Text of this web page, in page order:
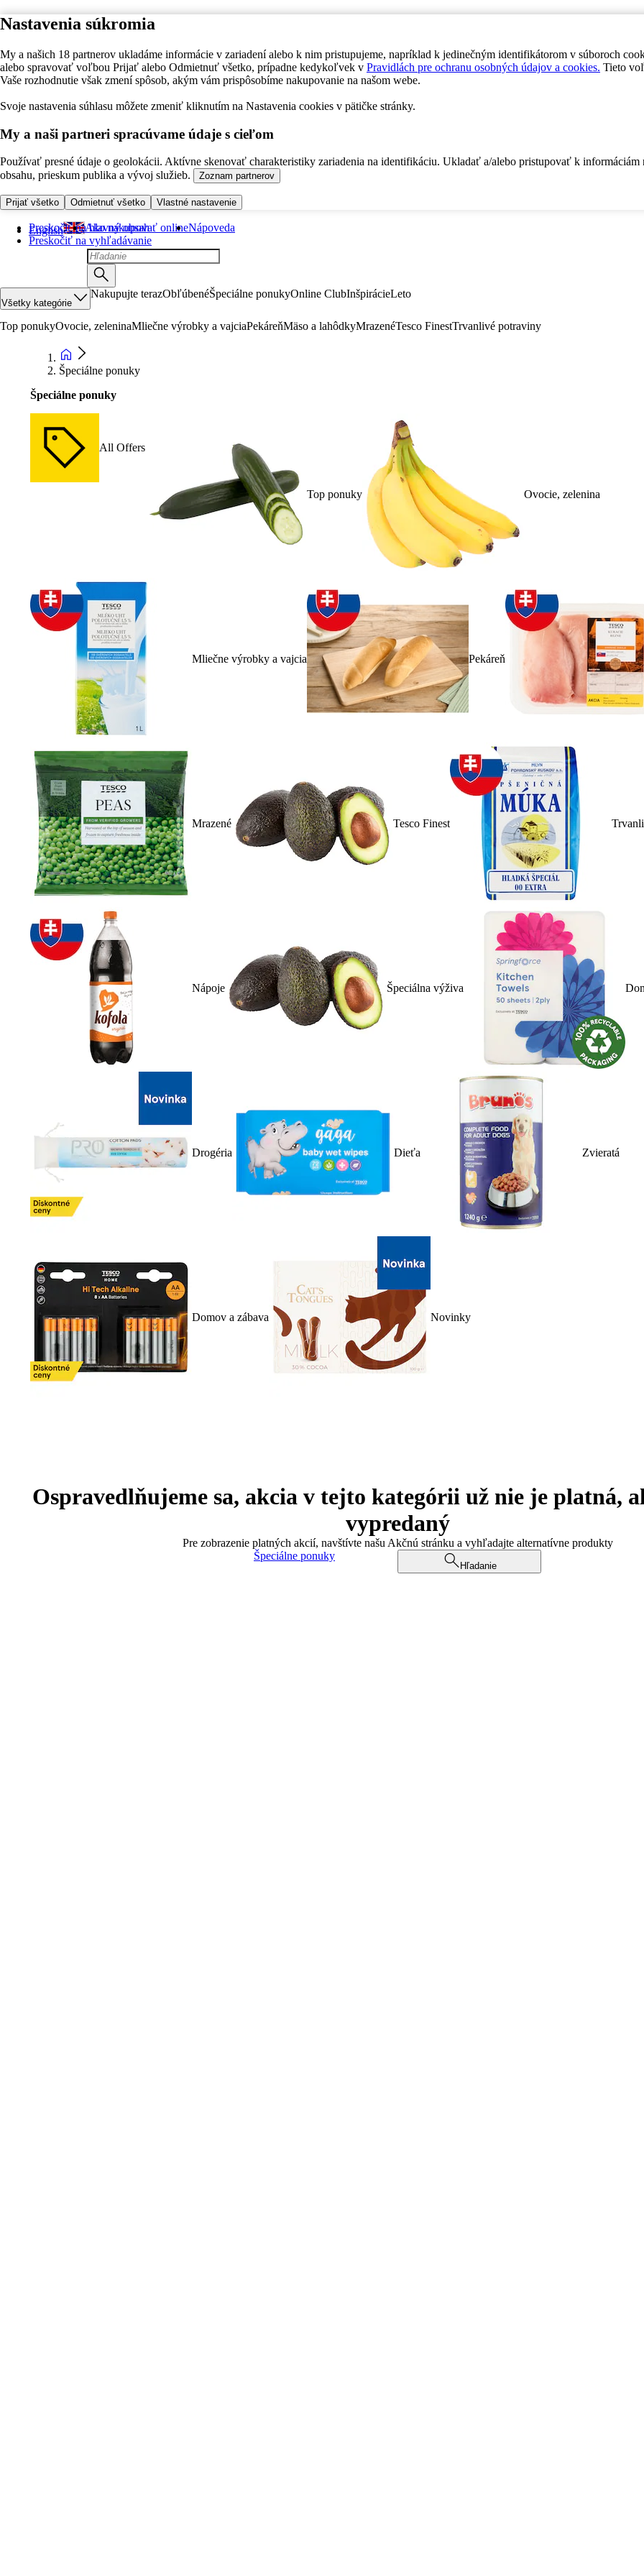
Nastavenia súkromia
My a našich 18 partnerov ukladáme informácie v zariadení alebo k nim pristupujeme, napríklad k jedinečným identifikátorom v súboroch
alebo spravovať voľbou Prijať alebo Odmietnuť všetko, prípadne kedykoľvek v Pravidlách pre ochranu osobných údajov a cookies. Tieto
Vaše rozhodnutie však zmení spôsob, akým vám prispôsobíme nakupovanie na našom webe.
Svoje nastavenia súhlasu môžete zmeniť kliknutím na Nastavenia cookies v pätičke stránky.
My a naši partneri spracúvame údaje s cieľom
Používať presné údaje o geolokácii. Aktívne skenovať charakteristiky zariadenia na identifikáciu. Ukladať a/alebo pristupovať k informáciám
obsahu, prieskum publika a vývoj služieb.
Zoznam partnerov
Prijať všetko Odmietnuť všetko Vlastné nastavenie
Preskočiť na hlavný obsah
Preskočiť na vyhľadávanie
English Ako nakupovať onlineNápoveda
Všetky kategórie
Nakupujte terazObľúbenéŠpeciálne ponukyOnline ClubInšpirácieLeto
Top ponukyOvocie, zeleninaMliečne výrobky a vajciaPekáreňMäso a lahôdkyMrazenéTesco FinestTrvanlivé potraviny
Špeciálne ponuky
Špeciálne ponuky
All Offers
Top ponuky Ovocie, zelenina
Mliečne výrobky a vajcia Pekáreň
Mrazené Tesco Finest
Nápoje Špeciálna výživa
Drogéria Dieťa Zvieratá
Domov a zábava Novinky
Ospravedlňujeme sa, akcia v tejto kategórii už nie je platná,
vypredaný
Pre zobrazenie platných akcií, navštívte našu Akčnú stránku a vyhľadajte alternatívne produkty
Špeciálne ponuky
Hľadanie